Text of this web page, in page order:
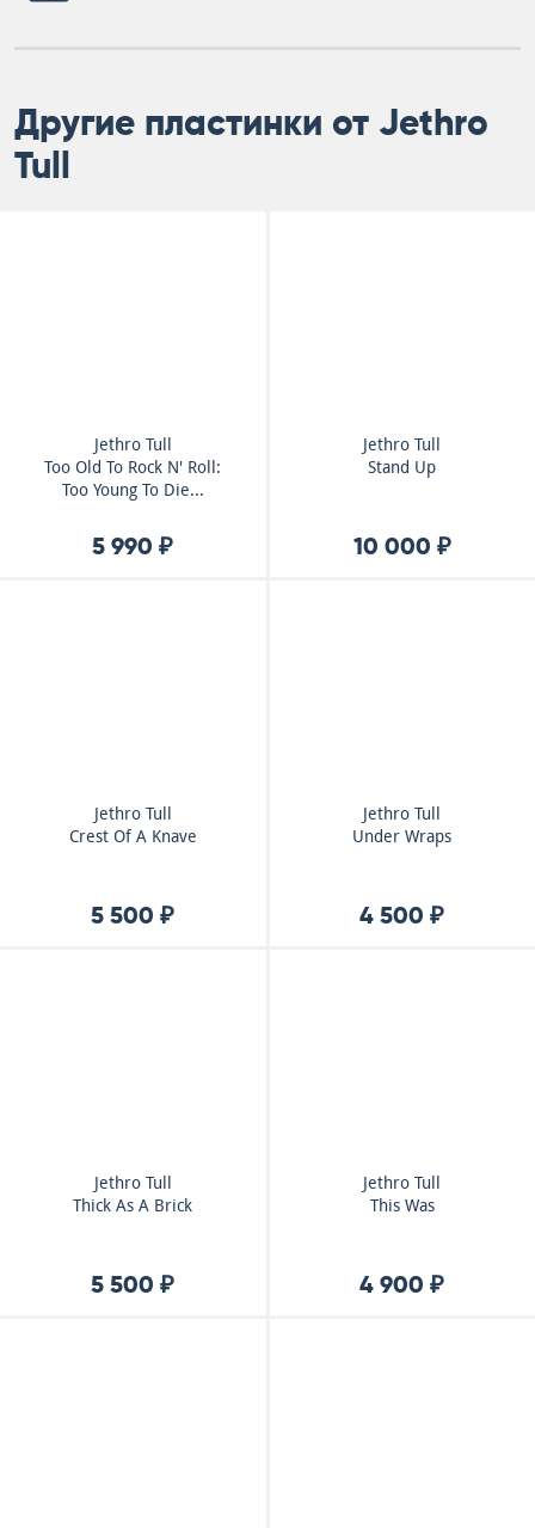
Другие пластинки от Jethro
Tull
Jethro Tull
Too Old To Rock N' Roll:
Too Young To Die...
5 990 ₽
Jethro Tull
Stand Up
10 000 ₽
Jethro Tull
Crest Of A Knave
5 500 ₽
Jethro Tull
Under Wraps
4 500 ₽
Jethro Tull
Thick As A Brick
5 500 ₽
Jethro Tull
This Was
4 900 ₽